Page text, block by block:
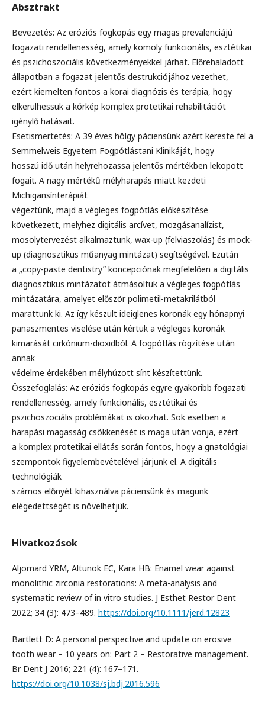
Absztrakt
Bevezetés: Az eróziós fogkopás egy magas prevalenciájú
fogazati rendellenesség, amely komoly funkcionális, esztétikai
és pszichoszociális következményekkel járhat. Előrehaladott
állapotban a fogazat jelentős destrukciójához vezethet,
ezért kiemelten fontos a korai diagnózis és terápia, hogy
elkerülhessük a kórkép komplex protetikai rehabilitációt
igénylő hatásait.
Esetismertetés: A 39 éves hölgy páciensünk azért kereste fel a
Semmelweis Egyetem Fogpótlástani Klinikáját, hogy
hosszú idő után helyrehozassa jelentős mértékben lekopott
fogait. A nagy mértékű mélyharapás miatt kezdeti
Michigansínterápiát
végeztünk, majd a végleges fogpótlás előkészítése
következett, melyhez digitális arcívet, mozgásanalízist,
mosolytervezést alkalmaztunk, wax-up (felviaszolás) és mock-
up (diagnosztikus műanyag mintázat) segítségével. Ezután
a „copy-paste dentistry” koncepciónak megfelelően a digitális
diagnosztikus mintázatot átmásoltuk a végleges fogpótlás
mintázatára, amelyet először polimetil-metakrilátból
marattunk ki. Az így készült ideiglenes koronák egy hónapnyi
panaszmentes viselése után kértük a végleges koronák
kimarását cirkónium-dioxidból. A fogpótlás rögzítése után
annak
védelme érdekében mélyhúzott sínt készítettünk.
Összefoglalás: Az eróziós fogkopás egyre gyakoribb fogazati
rendellenesség, amely funkcionális, esztétikai és
pszichoszociális problémákat is okozhat. Sok esetben a
harapási magasság csökkenését is maga után vonja, ezért
a komplex protetikai ellátás során fontos, hogy a gnatológiai
szempontok figyelembevételével járjunk el. A digitális
technológiák
számos előnyét kihasználva páciensünk és magunk
elégedettségét is növelhetjük.
Hivatkozások
Aljomard YRM, Altunok EC, Kara HB: Enamel wear against
monolithic zirconia restorations: A meta-analysis and
systematic review of in vitro studies. J Esthet Restor Dent
2022; 34 (3): 473–489. https://doi.org/10.1111/jerd.12823
Bartlett D: A personal perspective and update on erosive
tooth wear – 10 years on: Part 2 – Restorative management.
Br Dent J 2016; 221 (4): 167–171.
https://doi.org/10.1038/sj.bdj.2016.596